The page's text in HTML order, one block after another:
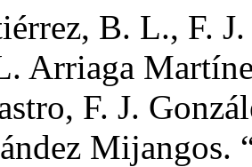
B. L., F.
Arriaga
F. J.
Mijangos.